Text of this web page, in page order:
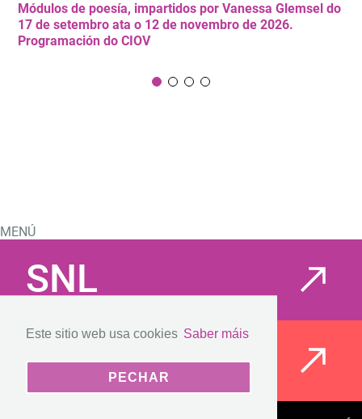
Este sitio web usa cookies Saber máis
PECHAR
Módulos de poesía, impartidos por Vanessa Glemsel do
17 de setembro ata o 12 de novembro de 2026.
Programación do CIOV
MENÚ
SNL
CIOV